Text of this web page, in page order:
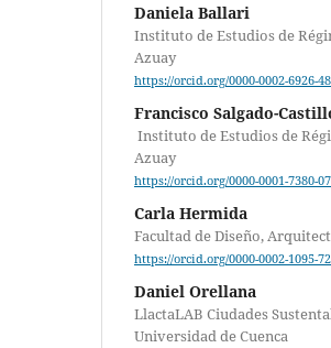
Daniela Ballari
Instituto de Estudios de
Azuay
https://orcid.org/0000-0002-6926-
Francisco Salgado-
Instituto de Estudios de
Azuay
https://orcid.org/0000-0001-7380-
Carla Hermida
Facultad de Diseño,
https://orcid.org/0000-0002-1095-
Daniel Orellana
LlactaLAB Ciudades
Universidad de Cuenca